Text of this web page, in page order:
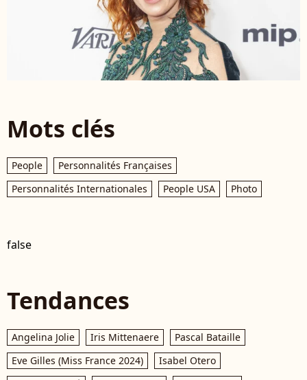
Mots clés
People
Personnalités Françaises
Personnalités Internationales
People USA Photo
false
Tendances
Angelina Jolie Iris Mittenaere
Pascal Bataille
Eve Gilles (Miss France 2024)
Isabel Otero